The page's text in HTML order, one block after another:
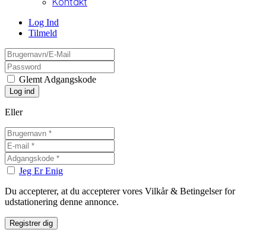
Log Ind
Tilmeld
Glemt Adgangskode
Eller
Jeg Er Enig
Du accepterer, at du accepterer vores Vilkår & Betingelser for
udstationering denne annonce.